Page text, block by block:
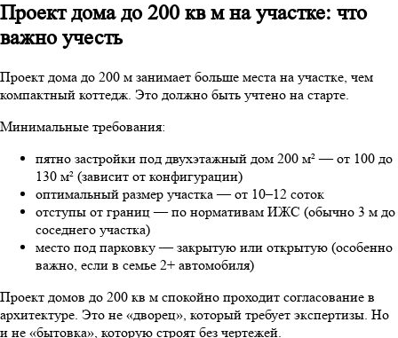
Проект дома до 200 кв м на участке: что
важно учесть
Проект дома до 200 м занимает больше места на участке, чем
компактный коттедж. Это должно быть учтено на старте.
Минимальные требования:
пятно застройки под двухэтажный дом 200 м² — от 100 до
130 м² (зависит от конфигурации)
оптимальный размер участка — от 10–12 соток
отступы от границ — по нормативам ИЖС (обычно 3 м до
соседнего участка)
место под парковку — закрытую или открытую (особенно
важно, если в семье 2+ автомобиля)
Проект домов до 200 кв м спокойно проходит согласование в
архитектуре. Это не «дворец», который требует экспертизы. Но
и не «бытовка», которую строят без чертежей.